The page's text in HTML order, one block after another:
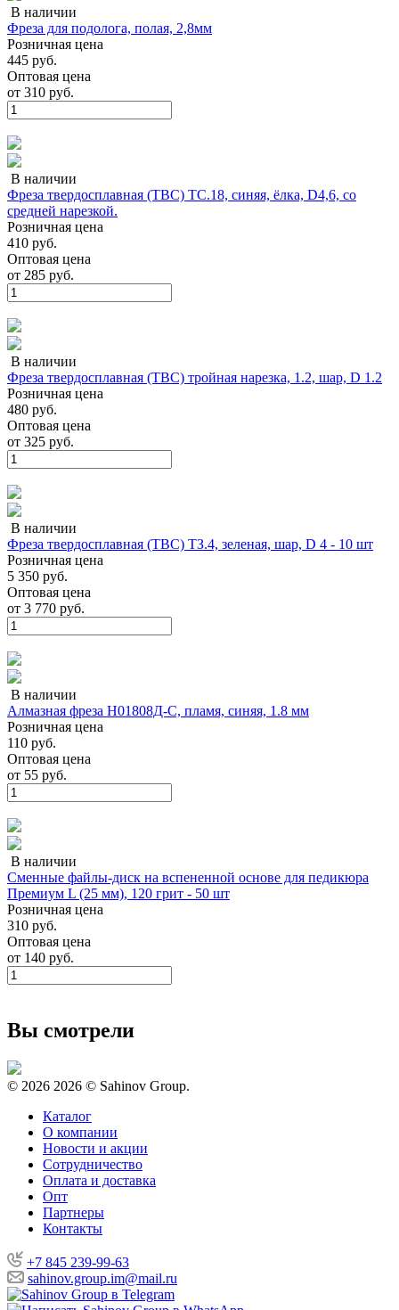
В наличии
Фреза для подолога, полая, 2,8мм
Розничная цена
445 руб.
Оптовая цена
от 310 руб.
В наличии
Фреза твердосплавная (ТВС) ТС.18, синяя, ёлка, D4,6, со
средней нарезкой.
Розничная цена
410 руб.
Оптовая цена
от 285 руб.
В наличии
Фреза твердосплавная (ТВС) тройная нарезка, 1.2, шар, D 1.2
Розничная цена
480 руб.
Оптовая цена
от 325 руб.
В наличии
Фреза твердосплавная (ТВС) ТЗ.4, зеленая, шар, D 4 - 10 шт
Розничная цена
5 350 руб.
Оптовая цена
от 3 770 руб.
В наличии
Алмазная фреза Н01808Д-С, пламя, синяя, 1.8 мм
Розничная цена
110 руб.
Оптовая цена
от 55 руб.
В наличии
Сменные файлы-диск на вспененной основе для педикюра
Премиум L (25 мм), 120 грит - 50 шт
Розничная цена
310 руб.
Оптовая цена
от 140 руб.
Вы смотрели
© 2026 2026 © Sahinov Group.
Каталог
О компании
Новости и акции
Сотрудничество
Оплата и доставка
Опт
Партнеры
Контакты
+7 845 239-99-63
sahinov.group.im@mail.ru